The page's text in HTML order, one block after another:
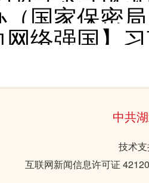
国家保密
网络强国】
中共
技术
互联网新闻信息许可证